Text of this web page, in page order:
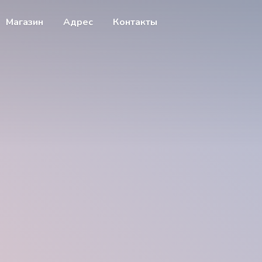
Магазин Адрес Контакты